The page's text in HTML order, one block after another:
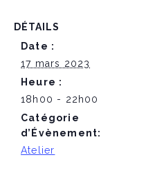
DÉTAILS
Date :
17 mars 2023
Heure :
18h00 - 22h00
Catégorie
d’Évènement:
Atelier